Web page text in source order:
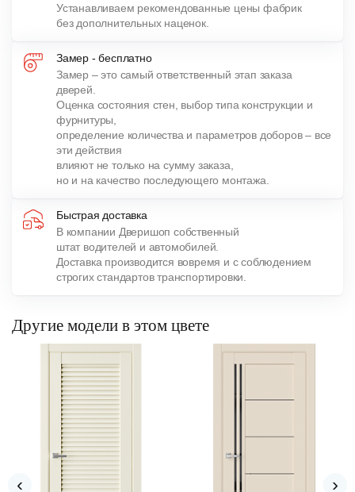
Устанавливаем рекомендованные цены фабрик
без дополнительных наценок.
Замер - бесплатно
Замер – это самый ответственный этап заказа
дверей.
Оценка состояния стен, выбор типа конструкции и
фурнитуры,
определение количества и параметров доборов – все
эти действия
влияют не только на сумму заказа,
но и на качество последующего монтажа.
Быстрая доставка
В компании Дверишоп собственный
штат водителей и автомобилей.
Доставка производится вовремя и с соблюдением
строгих стандартов транспортировки.
Другие модели в этом цвете
‹ ›